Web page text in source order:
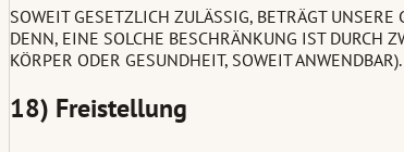
SOWEIT GESETZLICH ZULÄSSIG, BETRÄGT
DENN, EINE SOLCHE BESCHRÄNKUNG IST DURCH
KÖRPER ODER GESUNDHEIT, SOWEIT ANWENDBAR).
18) Freistellung